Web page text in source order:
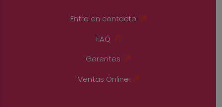
Entra en contacto
FAQ
Gerentes
Ventas Online